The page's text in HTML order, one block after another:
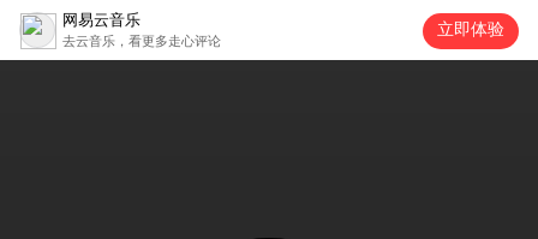
网易云音乐
去云音乐，看更多走心评论
立即体验